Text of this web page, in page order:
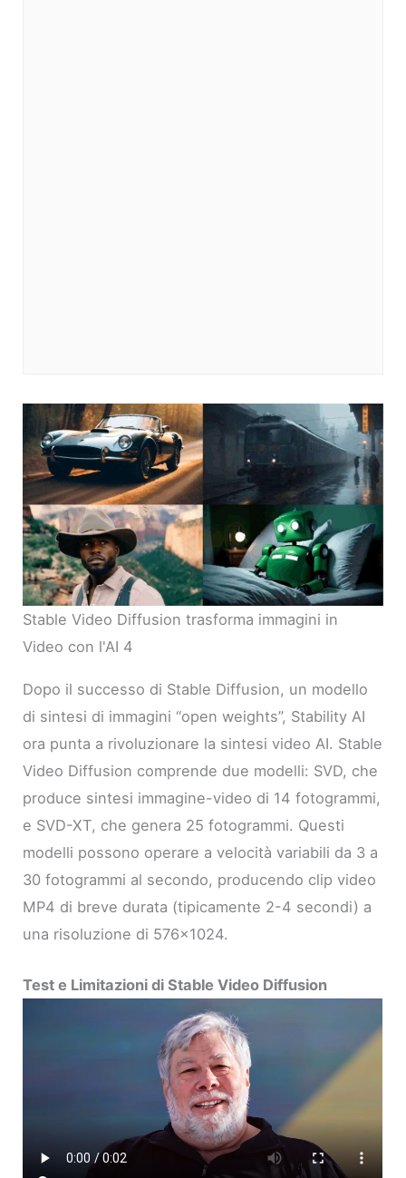
Stable Video Diffusion trasforma immagini in
Video con l'AI 4
Dopo il successo di Stable Diffusion, un modello
di sintesi di immagini “open weights”, Stability AI
ora punta a rivoluzionare la sintesi video AI. Stable
Video Diffusion comprende due modelli: SVD, che
produce sintesi immagine-video di 14 fotogrammi,
e SVD-XT, che genera 25 fotogrammi. Questi
modelli possono operare a velocità variabili da 3 a
30 fotogrammi al secondo, producendo clip video
MP4 di breve durata (tipicamente 2-4 secondi) a
una risoluzione di 576×1024.
Test e Limitazioni di Stable Video Diffusion